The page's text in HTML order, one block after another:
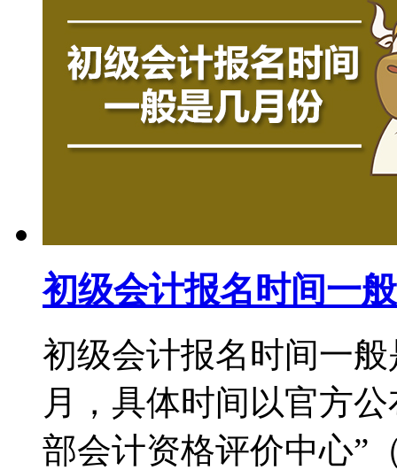
初级会计报名时间一
初级会计报名时间一
月，具体时间以官方
部会计资格评价中心”